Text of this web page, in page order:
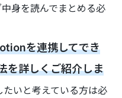
身を読んでまとめる必
を連携してでき
を詳しくご紹介しま
いと考えている方は必